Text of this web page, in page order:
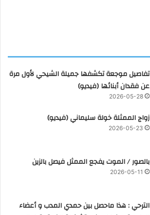
تفاصيل موجعة تكشفها جميلة الشيحي لأول مرة
عن فقدان أبنائها (فيديو)
2026-05-28
زواج الممثلة خولة سليماني (فيديو)
2026-05-23
بالصور / الموت يفجع الممثل فيصل بالزين
2026-05-11
الترحي : هذا ماحصل بين حمدي المدب و أعضاء